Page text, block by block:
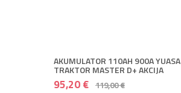
AKUMULATOR 110AH 900A YUASA
TRAKTOR MASTER D+ AKCIJA
95,20 € 119,00 €